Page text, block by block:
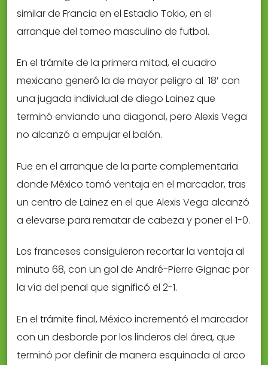
similar de Francia en el Estadio Tokio, en el
arranque del torneo masculino de futbol.
En el trámite de la primera mitad, el cuadro
mexicano generó la de mayor peligro al 18′ con
una jugada individual de diego Lainez que
terminó enviando una diagonal, pero Alexis Vega
no alcanzó a empujar el balón.
Fue en el arranque de la parte complementaria
donde México tomó ventaja en el marcador, tras
un centro de Lainez en el que Alexis Vega alcanzó
a elevarse para rematar de cabeza y poner el 1-0.
Los franceses consiguieron recortar la ventaja al
minuto 68, con un gol de André-Pierre Gignac por
la vía del penal que significó el 2-1.
En el trámite final, México incrementó el marcador
con un desborde por los linderos del área, que
terminó por definir de manera esquinada al arco